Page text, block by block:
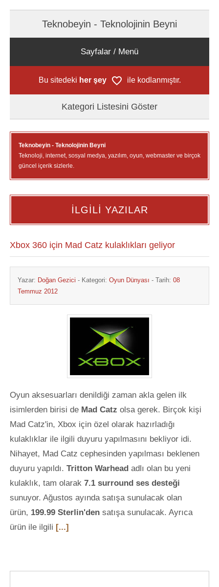
Teknobeyin - Teknolojinin Beyni
Sayfalar / Menü
Bu sitedeki her şey ile kodlanmıştır.
Kategori Listesini Göster
Teknobeyin - Teknolojinin Beyni
Teknoloji, internet, sosyal medya, yazılım, oyun, webmaster ve birçok
güncel içerik sizlerle.
İLGİLİ YAZILAR
Xbox 360 için Mad Catz kulaklıkları geliyor
Yazar: Doğan Gezici - Kategori: Oyun Dünyası - Tarih: 08
Temmuz 2012
Oyun aksesuarları denildiği zaman akla gelen ilk
isimlerden birisi de Mad Catz olsa gerek. Birçok kişi
Mad Catz'in, Xbox için özel olarak hazırladığı
kulaklıklar ile ilgili duyuru yapılmasını bekliyor idi.
Nihayet, Mad Catz cephesinden yapılması beklenen
duyuru yapıldı. Tritton Warhead adlı olan bu yeni
kulaklık, tam olarak 7.1 surround ses desteği
sunuyor. Ağustos ayında satışa sunulacak olan
ürün, 199.99 Sterlin'den satışa sunulacak. Ayrıca
ürün ile ilgili [...]